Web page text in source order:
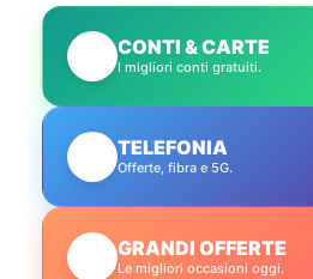
CONTI & CARTE
I migliori conti gratuiti.
TELEFONIA
Offerte, fibra e 5G.
GRANDI OFFERTE
Le migliori occasioni oggi.